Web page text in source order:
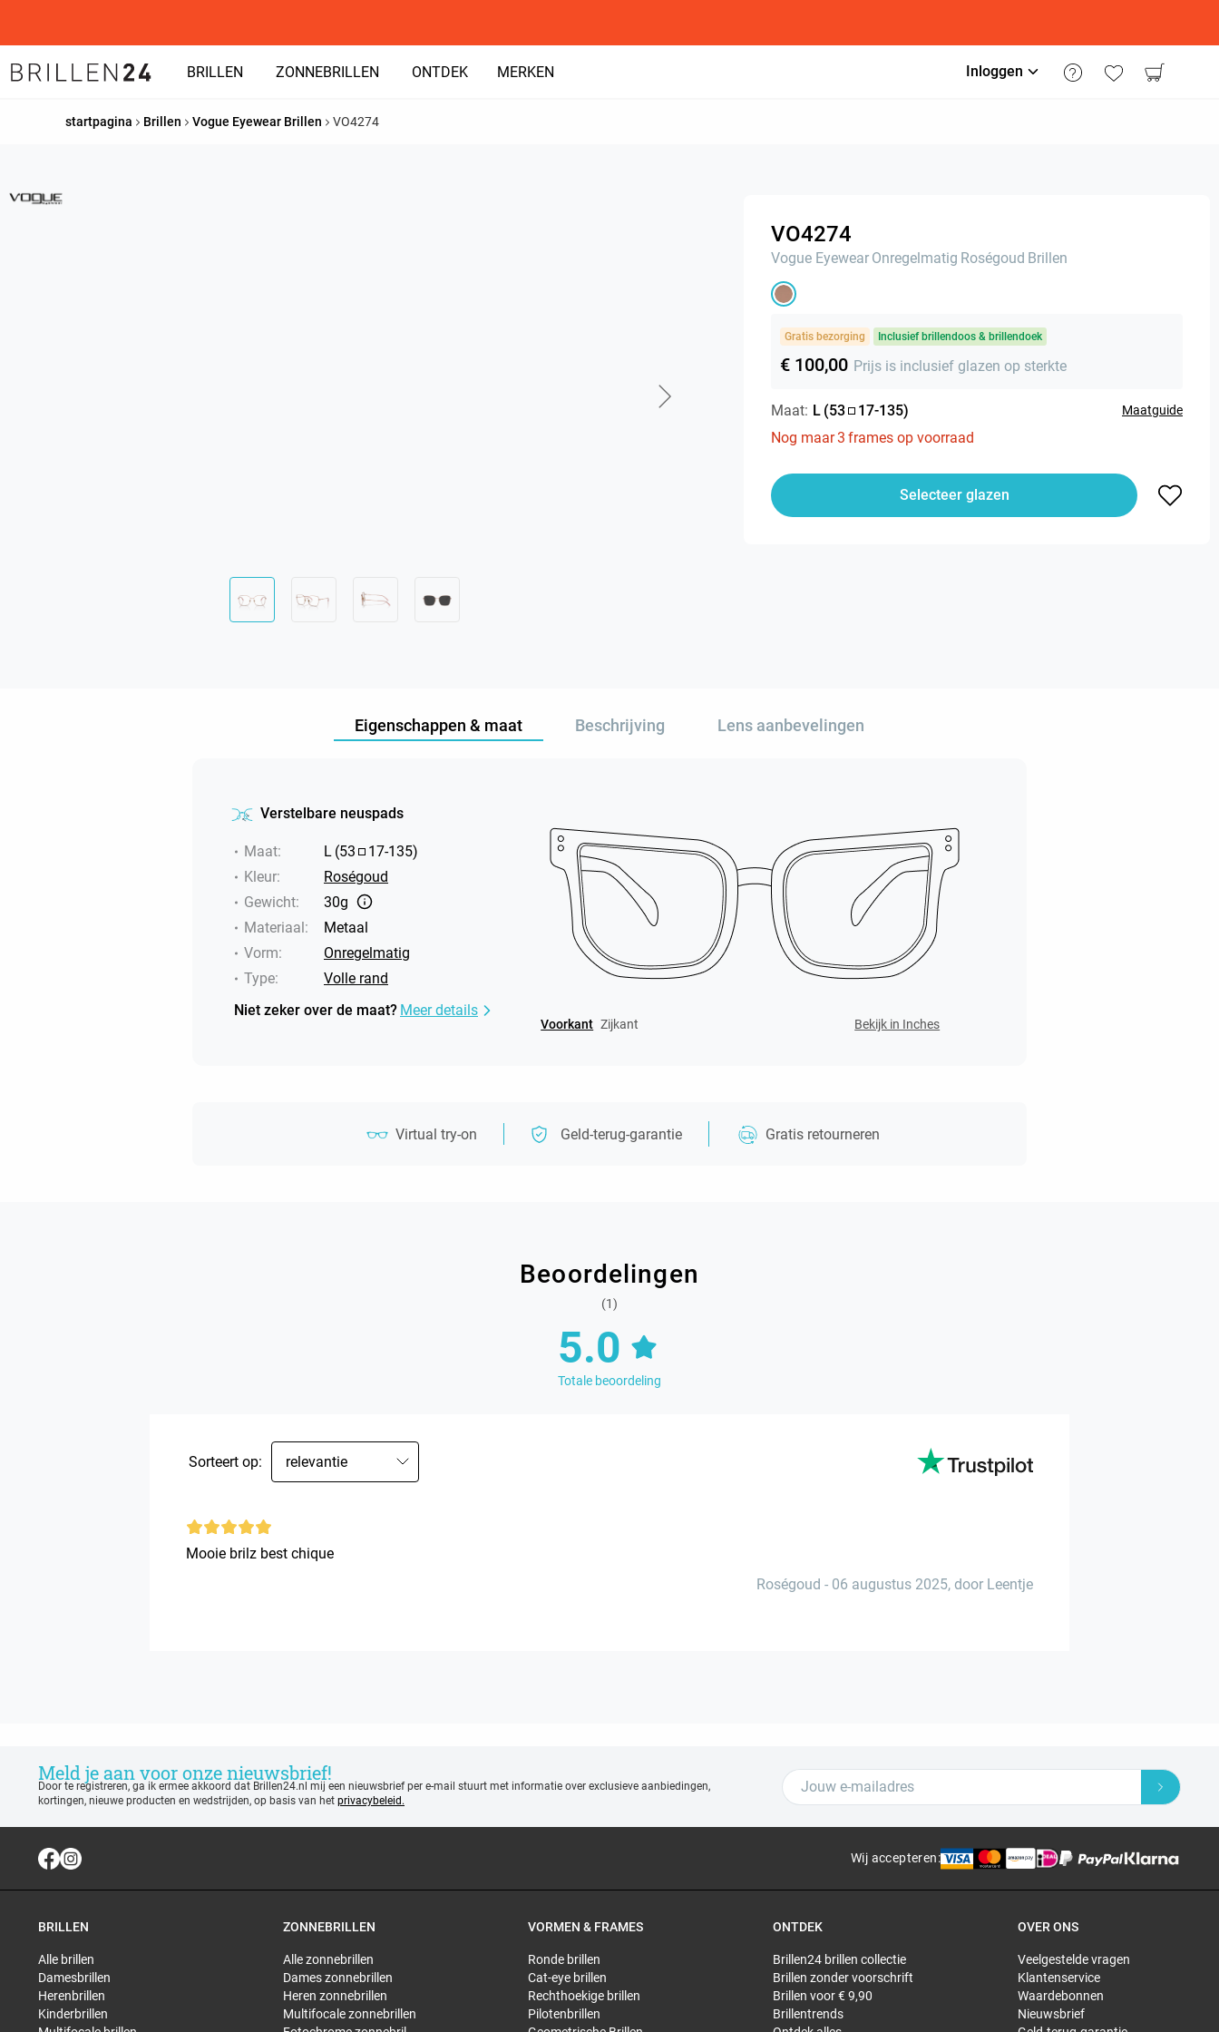
BRILLEN ZONNEBRILLEN ONTDEK MERKEN Inloggen
startpagina Brillen Vogue Eyewear Brillen VO4274
VO4274
Vogue Eyewear Onregelmatig Roségoud Brillen
Gratis bezorging Inclusief brillendoos & brillendoek
€ 100,00 Prijs is inclusief glazen op sterkte
Maat: L (53 17-135) Maatguide
Nog maar3 frames op voorraad
Selecteer glazen
Eigenschappen & maat Beschrijving Lens aanbevelingen
Verstelbare neuspads
Maat: L (53 17-135)
Kleur:
Roségoud
Gewicht:
30g
Materiaal:
Metaal
Vorm:
Onregelmatig
Type:
Volle rand
Niet zeker over de maat? Meer details
Voorkant Zijkant Bekijk in Inches
Virtual try-on Geld-terug-garantie Gratis retourneren
Beoordelingen
(1)
5.0
Totale beoordeling
Sorteert op: relevantie
Mooie brilz best chique
Roségoud - 06 augustus 2025, door Leentje
Meld je aan voor onze nieuwsbrief!
Door te registreren, ga ik ermee akkoord dat Brillen24.nl mij een nieuwsbrief per e-mail stuurt met informatie over exclusieve aanbiedingen,
kortingen, nieuwe producten en wedstrijden, op basis van het privacybeleid.
Wij accepteren:
BRILLEN
Alle brillen
Damesbrillen
Herenbrillen
Kinderbrillen
ZONNEBRILLEN
Alle zonnebrillen
Dames zonnebrillen
Heren zonnebrillen
Multifocale zonnebrillen
VORMEN & FRAMES
Ronde brillen
Cat-eye brillen
Rechthoekige brillen
Pilotenbrillen
ONTDEK
Brillen24 brillen collectie
Brillen zonder voorschrift
Brillen voor € 9,90
Brillentrends
OVER ONS
Veelgestelde vragen
Klantenservice
Waardebonnen
Nieuwsbrief